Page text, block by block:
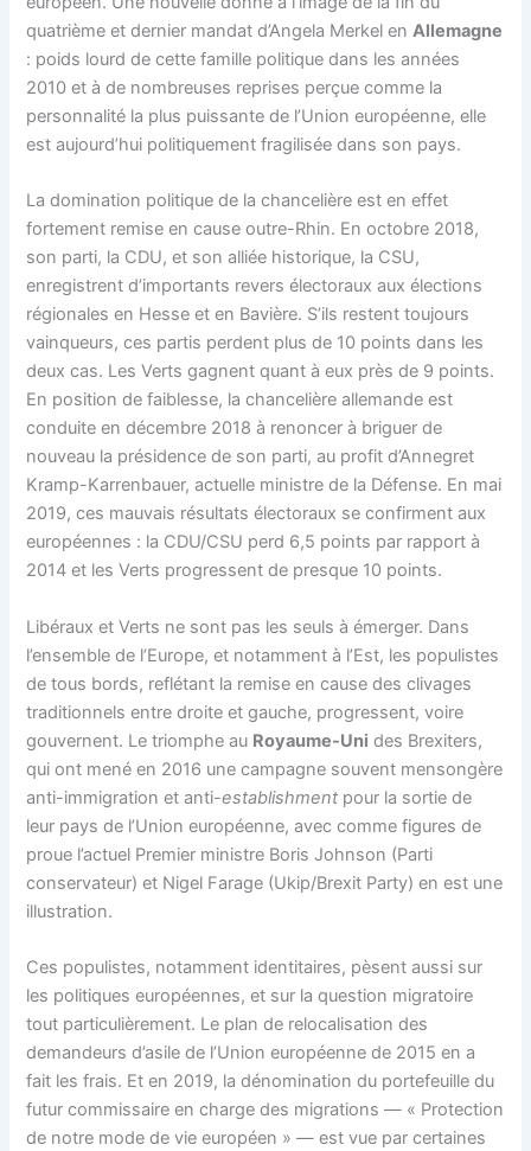
quatrième et dernier mandat d’Angela Merkel enAllemagne
: poids lourd de cette famille politique dans les années
2010 et à de nombreuses reprises perçue comme la
personnalité la plus puissante de l’Union européenne, elle
est aujourd’hui politiquement fragilisée dans son pays.
La domination politique de la chancelière est en effet
fortement remise en cause outre-Rhin. En octobre 2018,
son parti, la CDU, et son alliée historique, la CSU,
enregistrent d’importants revers électoraux aux élections
régionales en Hesse et en Bavière. S’ils restent toujours
vainqueurs, ces partis perdent plus de 10 points dans les
deux cas. Les Verts gagnent quant à eux près de 9 points.
En position de faiblesse, la chancelière allemande est
conduite en décembre 2018 à renoncer à briguer de
nouveau la présidence de son parti, au profit d’Annegret
Kramp-Karrenbauer, actuelle ministre de la Défense. En mai
2019, ces mauvais résultats électoraux se confirment aux
européennes : la CDU/CSU perd 6,5 points par rapport à
2014 et les Verts progressent de presque 10 points.
Libéraux et Verts ne sont pas les seuls à émerger. Dans
l’ensemble de l’Europe, et notamment à l’Est, les populistes
de tous bords, reflétant la remise en cause des clivages
traditionnels entre droite et gauche, progressent, voire
gouvernent. Le triomphe au Royaume-Uni des Brexiters,
qui ont mené en 2016 une campagne souvent mensongère
anti-immigration et anti-establishment pour la sortie de
leur pays de l’Union européenne, avec comme figures de
proue l’actuel Premier ministre Boris Johnson (Parti
conservateur) et Nigel Farage (Ukip/Brexit Party) en est une
illustration.
Ces populistes, notamment identitaires, pèsent aussi sur
les politiques européennes, et sur la question migratoire
tout particulièrement. Le plan de relocalisation des
demandeurs d’asile de l’Union européenne de 2015 en a
fait les frais. Et en 2019, la dénomination du portefeuille du
futur commissaire en charge des migrations — « Protection
de notre mode de vie européen » — est vue par certaines